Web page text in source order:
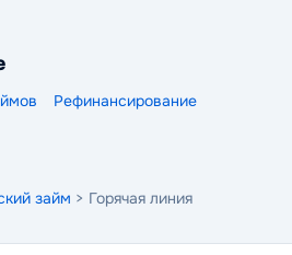
Рефинансирование
займ > Горячая линия